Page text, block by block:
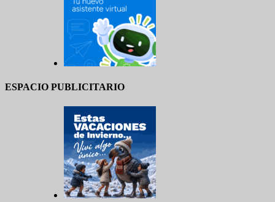
ESPACIO PUBLICITARIO